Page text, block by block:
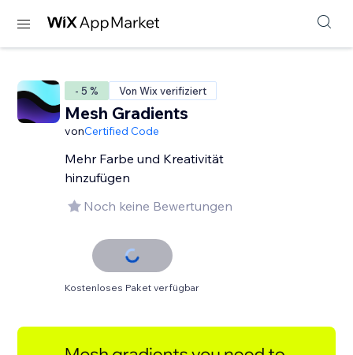
- 5 % Von Wix verifiziert
Mesh Gradients
vonCertified Code
Mehr Farbe und Kreativität
hinzufügen
Noch keine Bewertungen
Kostenloses Paket verfügbar